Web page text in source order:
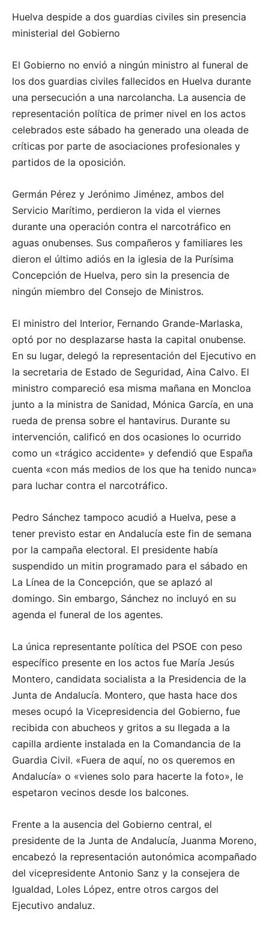
Huelva despide a dos guardias civiles sin presencia
ministerial del Gobierno
El Gobierno no envió a ningún ministro al funeral de
los dos guardias civiles fallecidos en Huelva durante
una persecución a una narcolancha. La ausencia de
representación política de primer nivel en los actos
celebrados este sábado ha generado una oleada de
críticas por parte de asociaciones profesionales y
partidos de la oposición.
Germán Pérez y Jerónimo Jiménez, ambos del
Servicio Marítimo, perdieron la vida el viernes
durante una operación contra el narcotráfico en
aguas onubenses. Sus compañeros y familiares les
dieron el último adiós en la iglesia de la Purísima
Concepción de Huelva, pero sin la presencia de
ningún miembro del Consejo de Ministros.
El ministro del Interior, Fernando Grande-Marlaska,
optó por no desplazarse hasta la capital onubense.
En su lugar, delegó la representación del Ejecutivo en
la secretaria de Estado de Seguridad, Aina Calvo. El
ministro compareció esa misma mañana en Moncloa
junto a la ministra de Sanidad, Mónica García, en una
rueda de prensa sobre el hantavirus. Durante su
intervención, calificó en dos ocasiones lo ocurrido
como un «trágico accidente» y defendió que España
cuenta «con más medios de los que ha tenido nunca»
para luchar contra el narcotráfico.
Pedro Sánchez tampoco acudió a Huelva, pese a
tener previsto estar en Andalucía este fin de semana
por la campaña electoral. El presidente había
suspendido un mitin programado para el sábado en
La Línea de la Concepción, que se aplazó al
domingo. Sin embargo, Sánchez no incluyó en su
agenda el funeral de los agentes.
La única representante política del PSOE con peso
específico presente en los actos fue María Jesús
Montero, candidata socialista a la Presidencia de la
Junta de Andalucía. Montero, que hasta hace dos
meses ocupó la Vicepresidencia del Gobierno, fue
recibida con abucheos y gritos a su llegada a la
capilla ardiente instalada en la Comandancia de la
Guardia Civil. «Fuera de aquí, no os queremos en
Andalucía» o «vienes solo para hacerte la foto», le
espetaron vecinos desde los balcones.
Frente a la ausencia del Gobierno central, el
presidente de la Junta de Andalucía, Juanma Moreno,
encabezó la representación autonómica acompañado
del vicepresidente Antonio Sanz y la consejera de
Igualdad, Loles López, entre otros cargos del
Ejecutivo andaluz.